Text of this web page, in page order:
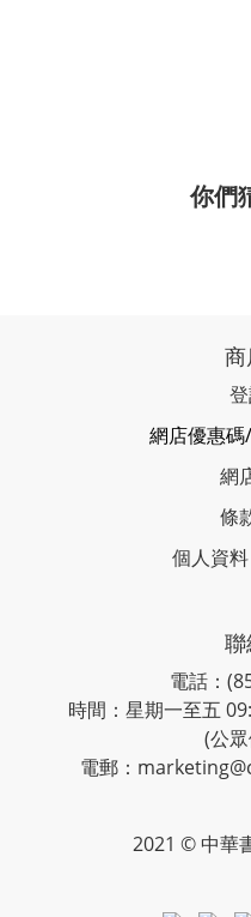
你們
商
網店優惠
網
條
個人資
聯
電話：
時間：星期一至五
(公
電郵：
2021 © 中華